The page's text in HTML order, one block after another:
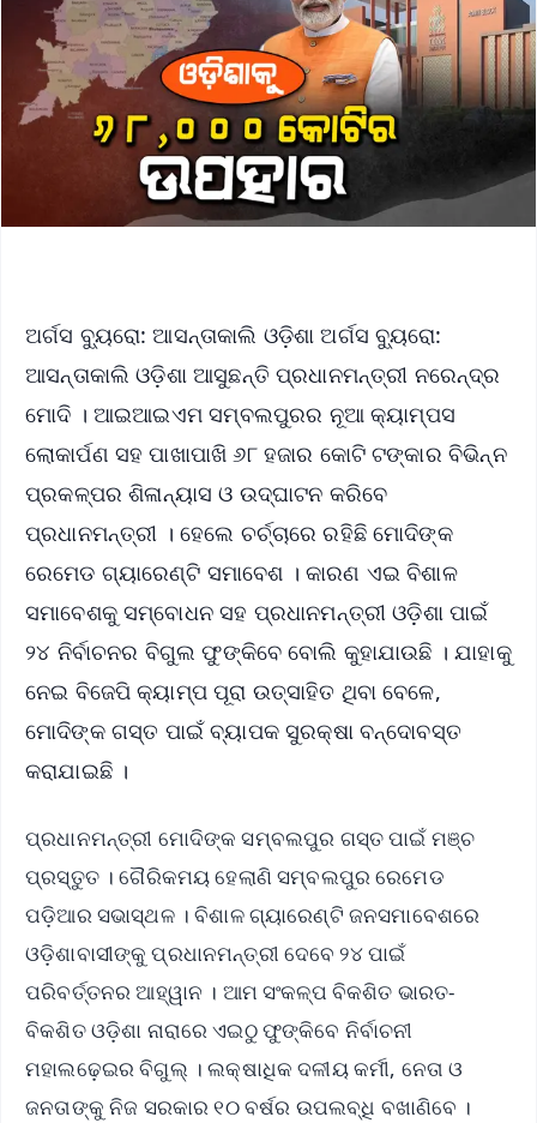
ଅର୍ଗସ ବ୍ୟୁରୋ: ଆସନ୍ତାକାଲି ଓଡ଼ିଶା ଅର୍ଗସ ବ୍ୟୁରୋ:
ଆସନ୍ତାକାଲି ଓଡ଼ିଶା ଆସୁଛନ୍ତି ପ୍ରଧାନମନ୍ତ୍ରୀ ନରେନ୍ଦ୍ର
ମୋଦି । ଆଇଆଇଏମ ସମ୍ବଲପୁରର ନୂଆ କ୍ୟାମ୍ପସ
ଲୋକାର୍ପଣ ସହ ପାଖାପାଖି ୬୮ ହଜାର କୋଟି ଟଙ୍କାର ବିଭିନ୍ନ
ପ୍ରକଳ୍ପର ଶିଳାନ୍ୟାସ ଓ ଉଦ୍‌ଘାଟନ କରିବେ
ପ୍ରଧାନମନ୍ତ୍ରୀ । ହେଲେ ଚର୍ଚ୍ଚାରେ ରହିଛି ମୋଦିଙ୍କ
ରେମେଡ ଗ୍ୟାରେଣ୍ଟି ସମାବେଶ । କାରଣ ଏଇ ବିଶାଳ
ସମାବେଶକୁ ସମ୍ବୋଧନ ସହ ପ୍ରଧାନମନ୍ତ୍ରୀ ଓଡ଼ିଶା ପାଇଁ
୨୪ ନିର୍ବାଚନର ବିଗୁଲ ଫୁଙ୍କିବେ ବୋଲି କୁହାଯାଉଛି । ଯାହାକୁ
ନେଇ ବିଜେପି କ୍ୟାମ୍ପ ପୂରା ଉତ୍ସାହିତ ଥିବା ବେଳେ,
ମୋଦିଙ୍କ ଗସ୍ତ ପାଇଁ ବ୍ୟାପକ ସୁରକ୍ଷା ବନ୍ଦୋବସ୍ତ
କରାଯାଇଛି ।
ପ୍ରଧାନମନ୍ତ୍ରୀ ମୋଦିଙ୍କ ସମ୍ବଲପୁର ଗସ୍ତ ପାଇଁ ମଞ୍ଚ
ପ୍ରସ୍ତୁତ । ଗୈରିକମୟ ହେଲାଣି ସମ୍ବଲପୁର ରେମେଡ
ପଡ଼ିଆର ସଭାସ୍ଥଳ । ବିଶାଳ ଗ୍ୟାରେଣ୍ଟି ଜନସମାବେଶରେ
ଓଡ଼ିଶାବାସୀଙ୍କୁ ପ୍ରଧାନମନ୍ତ୍ରୀ ଦେବେ ୨୪ ପାଇଁ
ପରିବର୍ତ୍ତନର ଆହ୍ୱାନ । ଆମ ସଂକଳ୍ପ ବିକଶିତ ଭାରତ-
ବିକଶିତ ଓଡ଼ିଶା ନାରାରେ ଏଇଠୁ ଫୁଙ୍କିବେ ନିର୍ବାଚନୀ
ମହାଲଢ଼େଇର ବିଗୁଲ୍ । ଲକ୍ଷାଧିକ ଦଳୀୟ କର୍ମୀ, ନେତା ଓ
ଜନତାଙ୍କୁ ନିଜ ସରକାର ୧୦ ବର୍ଷର ଉପଲବ୍ଧି ବଖାଣିବେ ।